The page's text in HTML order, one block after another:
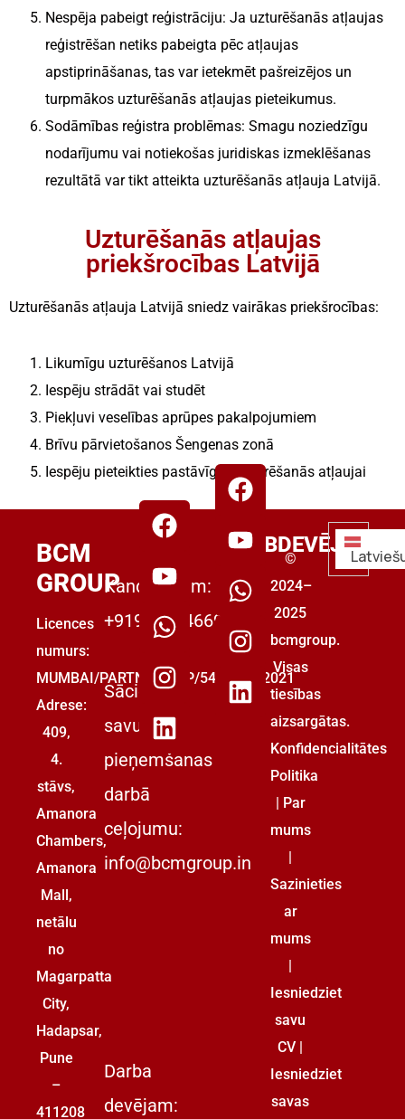
Nespēja pabeigt reģistrāciju: Ja uzturēšanās atļaujas
reģistrēšan netiks pabeigta pēc atļaujas
apstiprināšanas, tas var ietekmēt pašreizējos un
turpmākos uzturēšanās atļaujas pieteikumus.
Sodāmības reģistra problēmas: Smagu noziedzīgu
nodarījumu vai notiekošas juridiskas izmeklēšanas
rezultātā var tikt atteikta uzturēšanās atļauja Latvijā.
Uzturēšanās atļaujas
priekšrocības Latvijā
Uzturēšanās atļauja Latvijā sniedz vairākas priekšrocības:
Likumīgu uzturēšanos Latvijā
Iespēju strādāt vai studēt
Piekļuvi veselības aprūpes pakalpojumiem
Brīvu pārvietošanos Šengenas zonā
Iespēju pieteikties pastāvīgās uzturēšanās atļaujai
BCM
GROUP
Licences
numurs:
MUMBAI/PARTNERSHIP/5493853/2021
Adrese:
409,
4.
stāvs,
Amanora
Chambers,
Amanora
Mall,
netālu
no
Magarpatta
City,
Hadapsar,
Pune
–
411208
Kandidātiem:
+919555446699
Sāciet
savu
pieņemšanas
darbā
ceļojumu:
info@bcmgroup.in
Darba
devējam:
DARBDEVĒJIEM
©
2024–
2025
bcmgroup.
Visas
tiesības
aizsargātas.
Konfidencialitātes
Politika
| Par
mums
|
Sazinieties
ar
mums
|
Iesniedziet
savu
CV |
Iesniedziet
savas